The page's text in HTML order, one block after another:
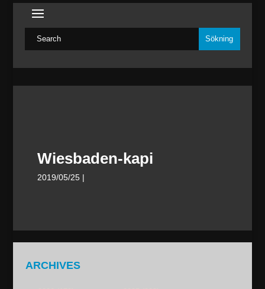
Wiesbaden-kapi
2019/05/25|
ARCHIVES